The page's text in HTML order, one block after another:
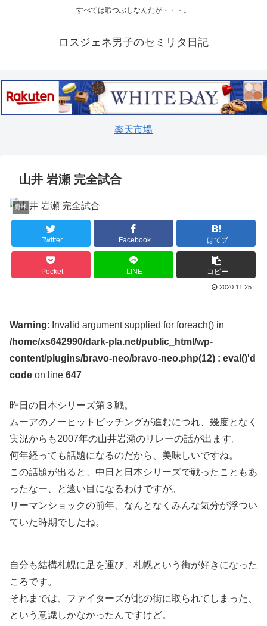
すべては暇つぶしなんだが・・・。
ロスジェネ男子のセミリタ日記
楽天市場
山井 岩瀬 完全試合
野球
Twitter Facebook はてブ
Pocket LINE コピー
2020.11.25
Warning: Invalid argument supplied for foreach() in
/home/xs642990/dark-pla.net/public_html/wp-
content/plugins/bravo-neo/bravo-neo.php(12) : eval()'d
code on line 647
昨日の日本シリーズ第３戦。
ムーアのノーヒットピッチングが進むにつれ、幾度となく
実況からも2007年の山井岩瀬のリレーの話が出ます。
何年経っても話題になるのだから、美味しいですね。
この話題が出ると、中日と日本シリーズで戦ったこともあ
ったなー、と遠い目になるわけですが。
リーマンショックの前年、なんとなくみんな気分が浮つい
ていた時期でしたね。
自分も結構札幌に足を運び、札幌という街が好きになった
ころです。
それまでは、ファイターズが北の街に取られてしまった、
という意識しかなかったんですけど。